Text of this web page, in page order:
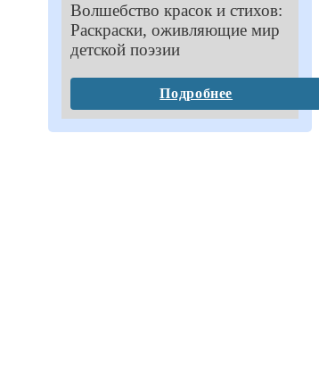
Волшебство красок и стихов:
Раскраски, оживляющие мир
детской поэзии
Подробнее